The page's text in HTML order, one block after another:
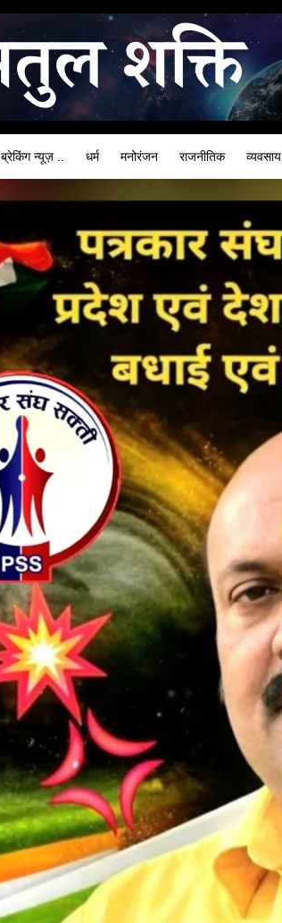
ब्रेकिंग न्यूज़ .. धर्म मनोरंजन राजनीतिक व्यवसाय